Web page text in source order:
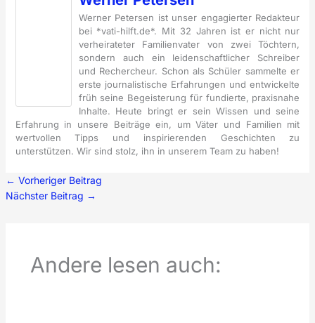
Werner Petersen ist unser engagierter Redakteur
bei *vati-hilft.de*. Mit 32 Jahren ist er nicht nur
verheirateter Familienvater von zwei Töchtern,
sondern auch ein leidenschaftlicher Schreiber
und Rechercheur. Schon als Schüler sammelte er
erste journalistische Erfahrungen und entwickelte
früh seine Begeisterung für fundierte, praxisnahe
Inhalte. Heute bringt er sein Wissen und seine
Erfahrung in unsere Beiträge ein, um Väter und Familien mit
wertvollen Tipps und inspirierenden Geschichten zu
unterstützen. Wir sind stolz, ihn in unserem Team zu haben!
← Vorheriger Beitrag
Nächster Beitrag →
Andere lesen auch: